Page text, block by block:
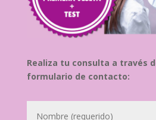
Realiza tu consulta a través
formulario de contacto: